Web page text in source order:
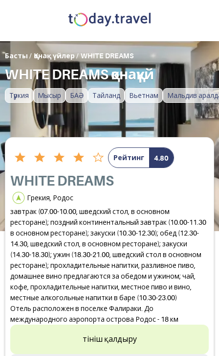
Түркия Мысыр БАӘ Тайланд Вьетнам Мальдив
Басты / Қонақ үйлер/ WHITE DREAMS
WHITE DREAMS қонақүй
Рейтинг 4.80
WHITE DREAMS
Грекия, Родос
завтрак (07.00-10.00, шведский стол, в основном
ресторане); поздний континентальный завтрак (10.00-11.30
в основном ресторане); закуски (10.30-12.30); обед (12.30-
14.30, шведский стол, в основном ресторане); закуски
(14.30-18.30); ужин (18.30-21.00, шведский стол в основном
ресторане); прохладительные напитки, разливное пиво,
домашнее вино предлагаются за обедом и ужином; чай,
кофе, прохладительные напитки, местное пиво и вино,
местные алкогольные напитки в баре (10.30-23.00)
Отель расположен в поселке Фалираки. До
международного аэропорта острова Родос - 18 км
Өтініш қалдыру